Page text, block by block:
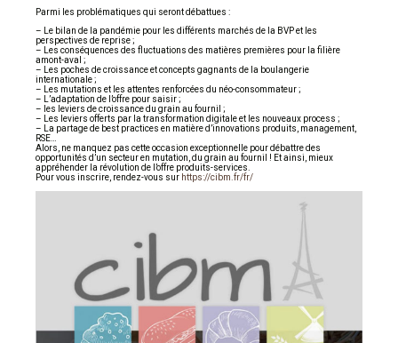
Parmi les problématiques qui seront débattues :
– Le bilan de la pandémie pour les différents marchés de la BVP et les
perspectives de reprise ;
– Les conséquences des fluctuations des matières premières pour la filière
amont-aval ;
– Les poches de croissance et concepts gagnants de la boulangerie
internationale ;
– Les mutations et les attentes renforcées du néo-consommateur ;
– L’adaptation de l’offre pour saisir ;
– les leviers de croissance du grain au fournil ;
– Les leviers offerts par la transformation digitale et les nouveaux process ;
– La partage de best practices en matière d’innovations produits, management,
RSE…
Alors, ne manquez pas cette occasion exceptionnelle pour débattre des
opportunités d’un secteur en mutation, du grain au fournil ! Et ainsi, mieux
appréhender la révolution de l’offre produits-services.
Pour vous inscrire, rendez-vous sur https://cibm.fr/fr/